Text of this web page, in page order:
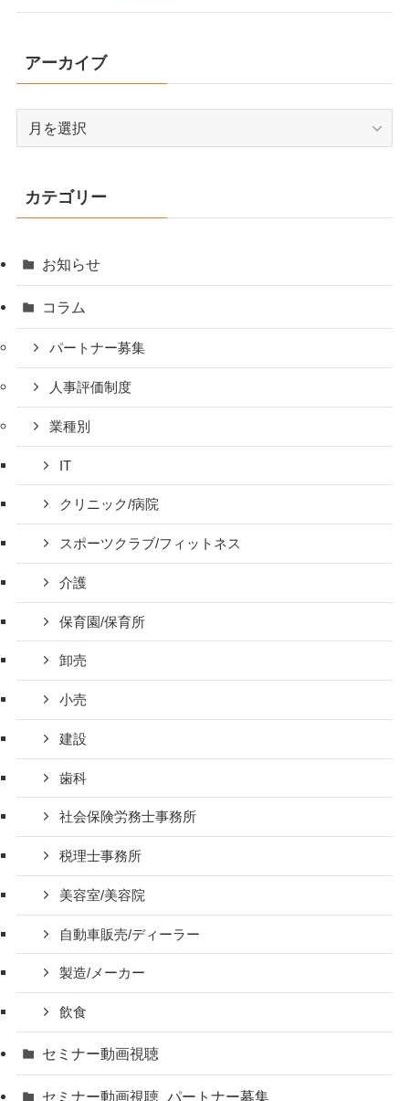
アーカイブ
ブ
カテゴリー
お知らせ
コラム
パートナー募集
人事評価制度
業種別
IT
クリニック/病院
スポーツクラブ/フィットネス
介護
保育園/保育所
卸売
小売
建設
歯科
社会保険労務士事務所
税理士事務所
美容室/美容院
自動車販売/ディーラー
製造/メーカー
飲食
セミナー動画視聴
セミナー動画視聴_パートナー募集